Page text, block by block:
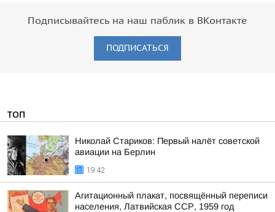
Подписывайтесь на наш паблик в ВКонтакте
ПОДПИСАТЬСЯ
ТОП
Николай Стариков: Первый налёт советской
авиации на Берлин
19:42
Агитационный плакат, посвящённый переписи
населения, Латвийская ССР, 1959 год